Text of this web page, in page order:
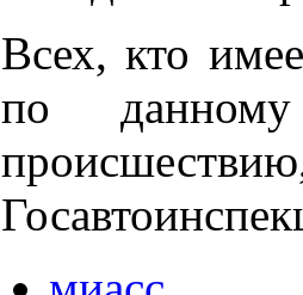
Всех, кто
по данному